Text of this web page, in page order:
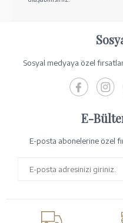
Sosyal medyaya özel
E-
E-posta abonelerine özel